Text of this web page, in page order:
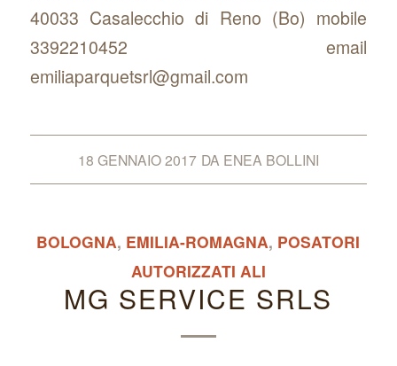
40033 Casalecchio di Reno (Bo) mobile
3392210452 email
emiliaparquetsrl@gmail.com
18 GENNAIO 2017 DA ENEA BOLLINI
BOLOGNA, EMILIA-ROMAGNA, POSATORI
AUTORIZZATI ALI
MG SERVICE SRLS